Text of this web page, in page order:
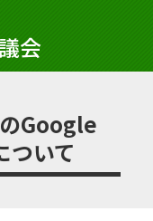
会
Google
いて